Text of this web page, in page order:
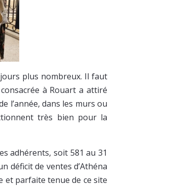
plus nombreux. Il faut
à Rouart a attiré
l’année, dans les murs ou
très bien pour la
adhérents, soit 581 au 31
déficit de ventes d’Athéna
et parfaite tenue de ce site